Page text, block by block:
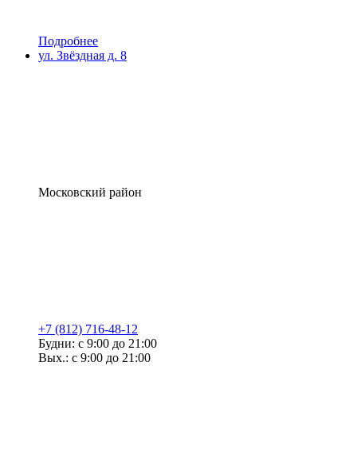
Подробнее
ул. Звёздная д. 8
Московский район
+7 (812) 716-48-12
Будни: с 9:00 до 21:00
Вых.: с 9:00 до 21:00